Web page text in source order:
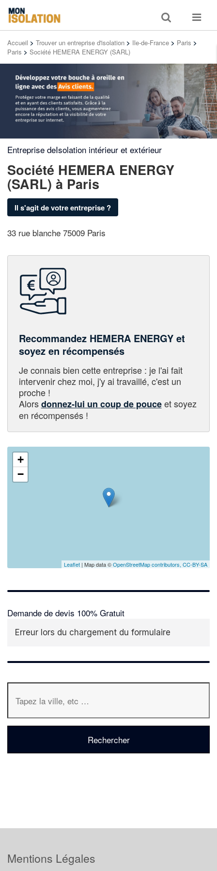
Toggle
search
Toggle
Accueil > Trouver un entreprise d'isolation > Ile-de-France > Paris >
Paris > Société HEMERA ENERGY (SARL)
Entreprise deIsolation intérieur et extérieur
Société HEMERA ENERGY
(SARL) à Paris
Il s'agit de votre entreprise ?
33 rue blanche 75009 Paris
Recommandez HEMERA ENERGY et
soyez en récompensés
Je connais bien cette entreprise : je l'ai fait
intervenir chez moi, j'y ai travaillé, c'est un
proche !
Alorsdonnez-lui un coup de pouceet soyez
en récompensés !
+
−
Leaflet | Map data ©OpenStreetMap contributors, CC-BY-SA
Demande de devis 100% Gratuit
Erreur lors du chargement du formulaire
Mentions Légales